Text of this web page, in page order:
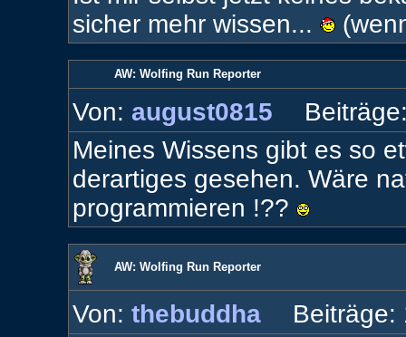
sicher mehr wissen...
AW: Wolfing Run Reporter
Von: august0815
Meines Wissens gibt es so
derartiges gesehen. Wäre
programmieren !??
AW: Wolfing Run Reporter
Von: thebuddha